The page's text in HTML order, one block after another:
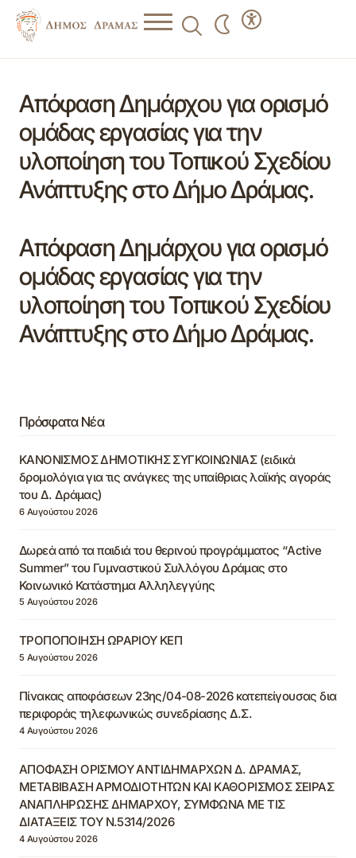
Απόφαση Δημάρχου για ορισμό
ομάδας εργασίας για την
υλοποίηση του Τοπικού Σχεδίου
Ανάπτυξης στο Δήμο Δράμας.
Απόφαση Δημάρχου για ορισμό
ομάδας εργασίας για την
υλοποίηση του Τοπικού Σχεδίου
Ανάπτυξης στο Δήμο Δράμας.
Πρόσφατα Νέα
ΚΑΝΟΝΙΣΜΟΣ ΔΗΜΟΤΙΚΗΣ ΣΥΓΚΟΙΝΩΝΙΑΣ (ειδικά
δρομολόγια για τις ανάγκες της υπαίθριας λαϊκής αγοράς
του Δ. Δράμας)
6 Αυγούστου 2026
Δωρεά από τα παιδιά του θερινού προγράμματος “Active
Summer” του Γυμναστικού Συλλόγου Δράμας στο
Κοινωνικό Κατάστημα Αλληλεγγύης
5 Αυγούστου 2026
ΤΡΟΠΟΠΟΙΗΣΗ ΩΡΑΡΙΟΥ ΚΕΠ
5 Αυγούστου 2026
Πίνακας αποφάσεων 23ης/04-08-2026 κατεπείγουσας δια
περιφοράς τηλεφωνικώς συνεδρίασης Δ.Σ.
4 Αυγούστου 2026
ΑΠΟΦΑΣΗ ΟΡΙΣΜΟΥ ΑΝΤΙΔΗΜΑΡΧΩΝ Δ. ΔΡΑΜΑΣ,
ΜΕΤΑΒΙΒΑΣΗ ΑΡΜΟΔΙΟΤΗΤΩΝ ΚΑΙ ΚΑΘΟΡΙΣΜΟΣ ΣΕΙΡΑΣ
ΑΝΑΠΛΗΡΩΣΗΣ ΔΗΜΑΡΧΟΥ, ΣΥΜΦΩΝΑ ΜΕ ΤΙΣ
ΔΙΑΤΑΞΕΙΣ ΤΟΥ Ν.5314/2026
4 Αυγούστου 2026